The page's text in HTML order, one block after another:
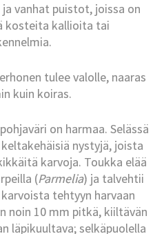
vanhat puistot, joissa on
kosteita kallioita tai
tulee valolle, naaras
kuin koiras.
on harmaa. Selässä
nystyjä, joista
karvoja. Toukka elää
(Parmelia) ja talvehtii
tehtyyn harvaan
noin 10 mm pitkä, kiiltävän
läpikuultava; selkäpuolella